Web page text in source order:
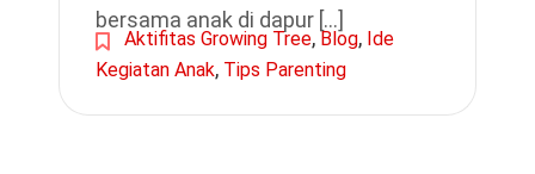
bersama anak di dapur […]
Aktifitas Growing Tree, Blog, Ide
Kegiatan Anak, Tips Parenting